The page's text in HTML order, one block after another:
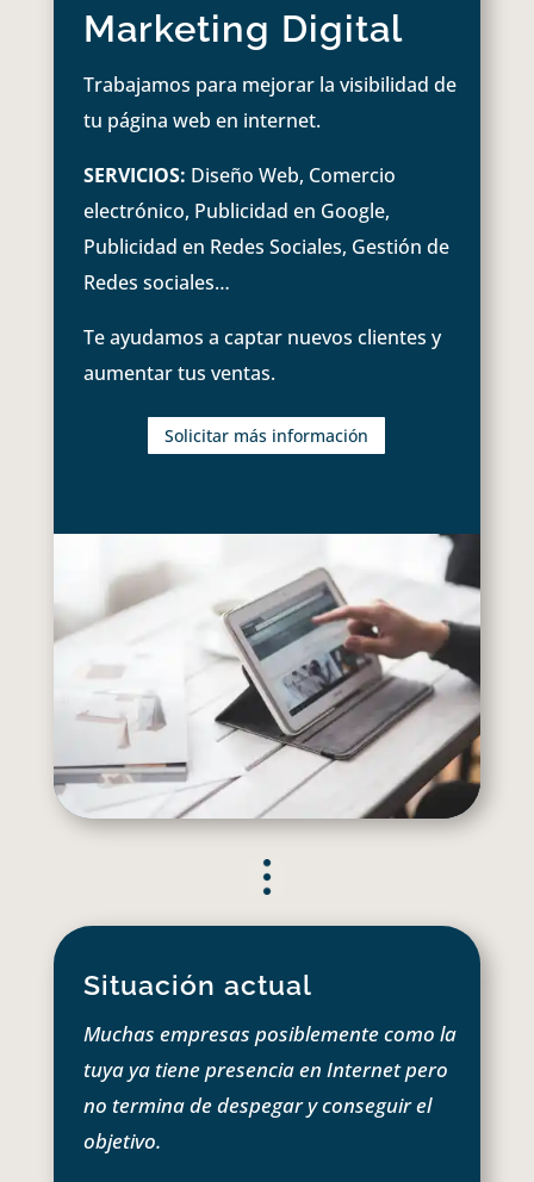
Marketing Digital
Trabajamos para mejorar la visibilidad de
tu página web en internet.
SERVICIOS: Diseño Web, Comercio
electrónico, Publicidad en Google,
Publicidad en Redes Sociales, Gestión de
Redes sociales…
Te ayudamos a captar nuevos clientes y
aumentar tus ventas.
Solicitar más información
Situación actual
Muchas empresas posiblemente como la
tuya ya tiene presencia en Internet pero
no termina de despegar y conseguir el
objetivo.